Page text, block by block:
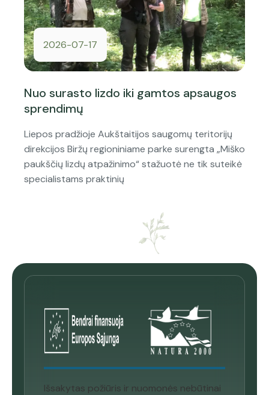
2026-07-17
Nuo surasto lizdo iki gamtos apsaugos
sprendimų
Liepos pradžioje Aukštaitijos saugomų teritorijų
direkcijos Biržų regioniniame parke surengta „Miško
paukščių lizdų atpažinimo“ stažuotė ne tik suteikė
specialistams praktinių
Išsakytas požiūris ir nuomonės nebūtinai